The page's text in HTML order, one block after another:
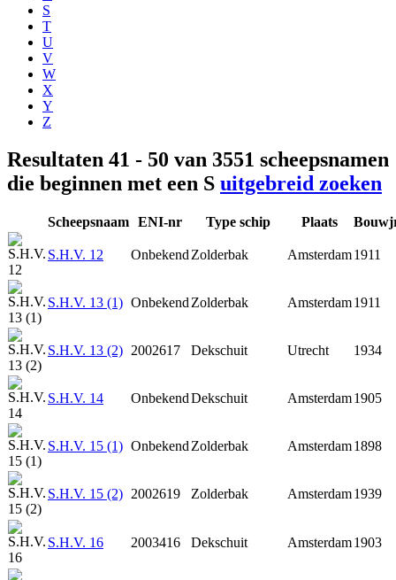
S
T
U
V
W
X
Y
Z
Resultaten 41 - 50 van 3551 scheepsnamen
die beginnen met een S uitgebreid zoeken
Scheepsnaam ENI-nr Type schip Plaats
S.H.V. 12 Onbekend Zolderbak Amsterdam1911
S.H.V. 13 (1) Onbekend Zolderbak Amsterdam1911
S.H.V. 13 (2) 2002617 Dekschuit Utrecht 1934
S.H.V. 14 OnbekendDekschuit Amsterdam1905
S.H.V. 15 (1) Onbekend Zolderbak Amsterdam1898
S.H.V. 15 (2) 2002619 Zolderbak Amsterdam1939
S.H.V. 16 2003416 Dekschuit Amsterdam1903